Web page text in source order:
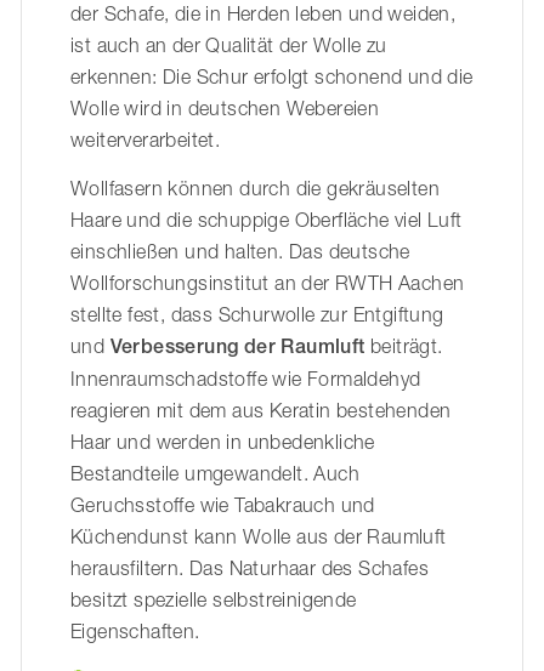
der Schafe, die in Herden leben und weiden,
ist auch an der Qualität der Wolle zu
erkennen: Die Schur erfolgt schonend und die
Wolle wird in deutschen Webereien
weiterverarbeitet.
Wollfasern können durch die gekräuselten
Haare und die schuppige Oberfläche viel Luft
einschließen und halten. Das deutsche
Wollforschungsinstitut an der RWTH Aachen
stellte fest, dass Schurwolle zur Entgiftung
und Verbesserung der Raumluft beiträgt.
Innenraumschadstoffe wie Formaldehyd
reagieren mit dem aus Keratin bestehenden
Haar und werden in unbedenkliche
Bestandteile umgewandelt. Auch
Geruchsstoffe wie Tabakrauch und
Küchendunst kann Wolle aus der Raumluft
herausfiltern. Das Naturhaar des Schafes
besitzt spezielle selbstreinigende
Eigenschaften.